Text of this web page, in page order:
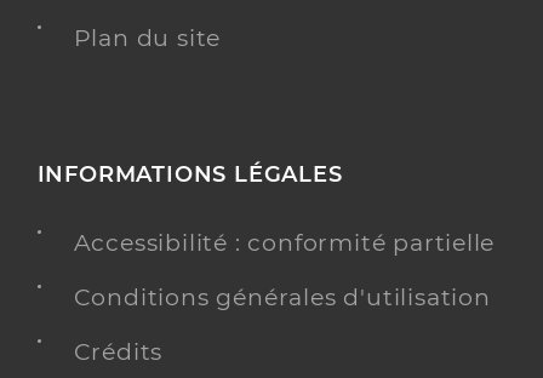
Plan du site
INFORMATIONS LÉGALES
Accessibilité : conformité partielle
Conditions générales d'utilisation
Crédits